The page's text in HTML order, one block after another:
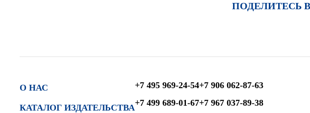
ПОДЕЛИТЕСЬ
О НАС
КАТАЛОГ ИЗДАТЕЛЬСТВА
+7 495 969-24-54
+7 499 689-01-67
+7 906 062-87-63
+7 967 037-89-38